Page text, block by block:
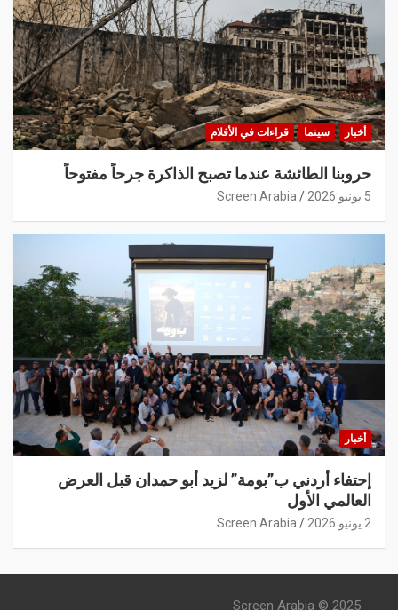
أخبار سينما قراءات في الأفلام
حروبنا الطائشة عندما تصبح الذاكرة جرحاً مفتوحاً
5 يونيو 2026 Screen Arabia
أخبار
إحتفاء أردني ب”بومة” لزيد أبو حمدان قبل العرض
العالمي الأول
2 يونيو 2026 Screen Arabia
Screen Arabia © 2025